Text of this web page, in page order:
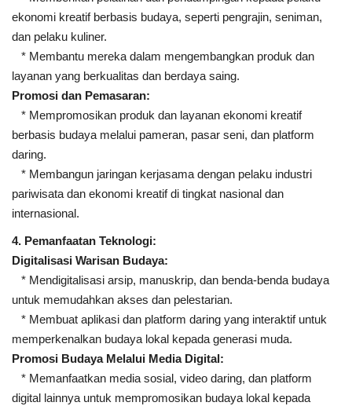
ekonomi kreatif berbasis budaya, seperti pengrajin, seniman,
dan pelaku kuliner.
* Membantu mereka dalam mengembangkan produk dan
layanan yang berkualitas dan berdaya saing.
Promosi dan Pemasaran:
* Mempromosikan produk dan layanan ekonomi kreatif
berbasis budaya melalui pameran, pasar seni, dan platform
daring.
* Membangun jaringan kerjasama dengan pelaku industri
pariwisata dan ekonomi kreatif di tingkat nasional dan
internasional.
4. Pemanfaatan Teknologi:
Digitalisasi Warisan Budaya:
* Mendigitalisasi arsip, manuskrip, dan benda-benda budaya
untuk memudahkan akses dan pelestarian.
* Membuat aplikasi dan platform daring yang interaktif untuk
memperkenalkan budaya lokal kepada generasi muda.
Promosi Budaya Melalui Media Digital:
* Memanfaatkan media sosial, video daring, dan platform
digital lainnya untuk mempromosikan budaya lokal kepada